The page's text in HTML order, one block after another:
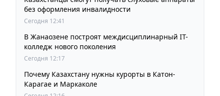
без оформления инвалидности
Сегодня 12:41
В Жанаозене построят междисциплинарный IT-
колледж нового поколения
Сегодня 12:17
Почему Казахстану нужны курорты в Катон-
Карагае и Маркаколе